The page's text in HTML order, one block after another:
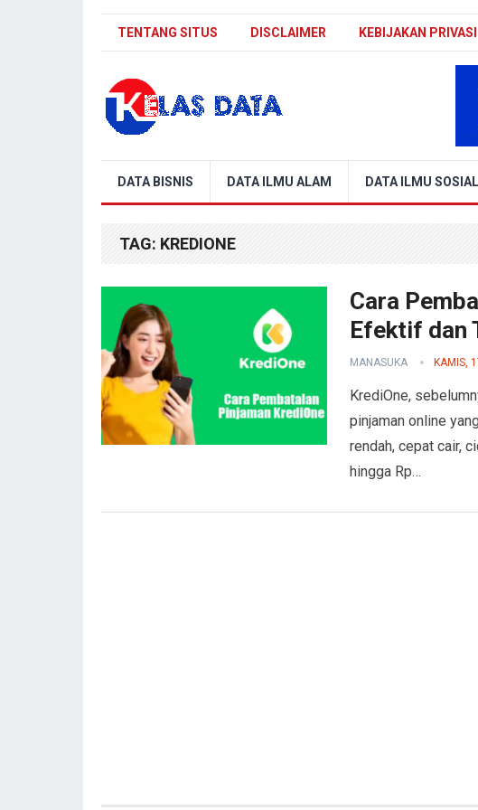
TENTANG SITUS DISCLAIMER KEBIJAKAN PRIVASI
DATA BISNIS DATA ILMU ALAM DATA ILMU SOSIAL
TAG: KREDIONE
Cara
Efektif dan
MANASUKA KAMIS,
KrediOne,
pinjaman online
rendah, cepat cair,
hingga Rp…